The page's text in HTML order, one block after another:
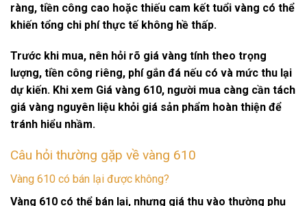
ràng, tiền công cao hoặc thiếu cam kết tuổi vàng có thể
khiến tổng chi phí thực tế không hề thấp.
Trước khi mua, nên hỏi rõ giá vàng tính theo trọng
lượng, tiền công riêng, phí gắn đá nếu có và mức thu lại
dự kiến. Khi xem Giá vàng 610, người mua càng cần tách
giá vàng nguyên liệu khỏi giá sản phẩm hoàn thiện để
tránh hiểu nhầm.
Câu hỏi thường gặp về vàng 610
Vàng 610 có bán lại được không?
Vàng 610 có thể bán lại, nhưng giá thu vào thường phụ